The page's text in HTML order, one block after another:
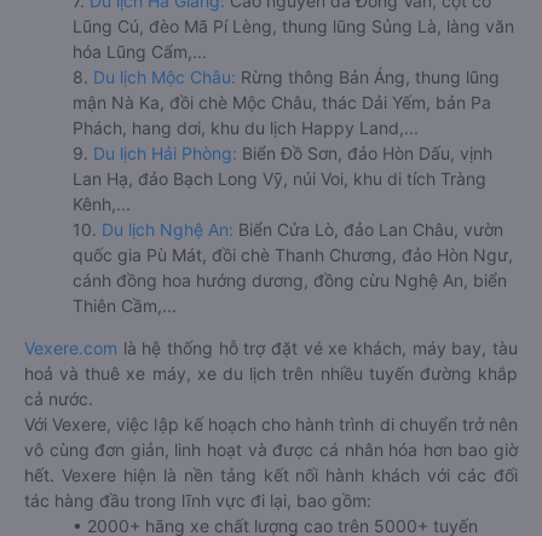
Lũng Cú, đèo Mã Pí Lèng, thung lũng Sủng Là, làng văn
hóa Lũng Cẩm,...
8. Du lịch Mộc Châu: Rừng thông Bản Áng, thung lũng
mận Nà Ka, đồi chè Mộc Châu, thác Dải Yếm, bản Pa
Phách, hang dơi, khu du lịch Happy Land,...
9. Du lịch Hải Phòng: Biển Đồ Sơn, đảo Hòn Dấu, vịnh
Lan Hạ, đảo Bạch Long Vỹ, núi Voi, khu di tích Tràng
Kênh,...
10. Du lịch Nghệ An: Biển Cửa Lò, đảo Lan Châu, vườn
quốc gia Pù Mát, đồi chè Thanh Chương, đảo Hòn Ngư,
cánh đồng hoa hướng dương, đồng cừu Nghệ An, biển
Thiên Cầm,...
Vexere.com là hệ thống hỗ trợ đặt vé xe khách, máy bay, tàu
hoả và thuê xe máy, xe du lịch trên nhiều tuyến đường khắp
cả nước.
Với Vexere, việc lập kế hoạch cho hành trình di chuyển trở nên
vô cùng đơn giản, linh hoạt và được cá nhân hóa hơn bao giờ
hết. Vexere hiện là nền tảng kết nối hành khách với các đối
tác hàng đầu trong lĩnh vực đi lại, bao gồm:
• 2000+ hãng xe chất lượng cao trên 5000+ tuyến